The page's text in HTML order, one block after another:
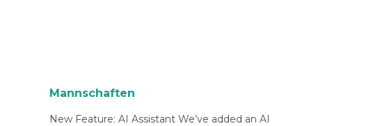
Mannschaften
New Feature: AI Assistant We’ve added an AI